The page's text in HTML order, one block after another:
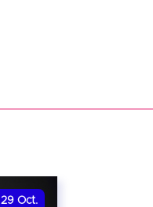
29 Oct.